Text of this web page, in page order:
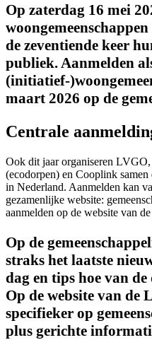
Op zaterdag 16 mei
de zeventiende keer
publiek. Aanmelden
(initiatief-
maart 2026 op de
Centrale
Ook dit jaar organiseren
(ecodorpen) en Cooplink
in Nederland. Aanmelden kan
gezamenlijke website:
aanmelden op de website van
Op de
straks het laatste
dag en tips hoe van de
Op de website van de
specifieker op
plus gerichte